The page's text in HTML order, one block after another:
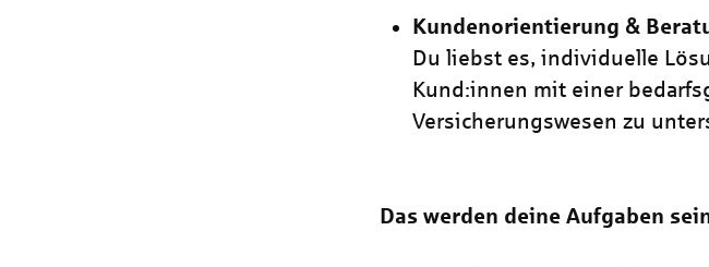
Kundenorientierung &
Du liebst es, individuelle
Kund:innen mit einer
Versicherungswesen zu
Das werden deine Aufgaben